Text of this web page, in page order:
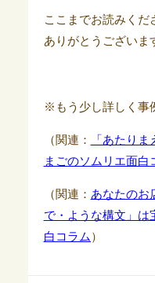
ここまでお読みくだ
ありがとうございま
※もう少し詳しく事
（関連：
「あたり
まごのソムリエ面白
（関連： あなたのお
で・ような構文」は
白コラム）